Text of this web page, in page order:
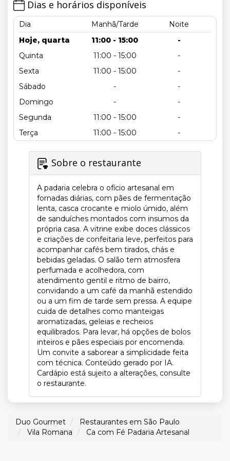
Dias e horários disponíveis
Dia Manhã/Tarde
Noite
Hoje, quarta
11:00 - 15:00
-
Quinta
11:00 - 15:00
-
Sexta
11:00 - 15:00
-
Sábado
-
-
Domingo
-
-
Segunda
11:00 - 15:00
-
Terça
11:00 - 15:00 -
Sobre o restaurante
A padaria celebra o ofício artesanal em
fornadas diárias, com pães de fermentação
lenta, casca crocante e miolo úmido, além
de sanduíches montados com insumos da
própria casa. A vitrine exibe doces clássicos
e criações de confeitaria leve, perfeitos para
acompanhar cafés bem tirados, chás e
bebidas geladas. O salão tem atmosfera
perfumada e acolhedora, com
atendimento gentil e ritmo de bairro,
convidando a um café da manhã estendido
ou a um fim de tarde sem pressa. A equipe
cuida de detalhes como manteigas
aromatizadas, geleias e recheios
equilibrados. Para levar, há opções de bolos
inteiros e pães especiais por encomenda.
Um convite a saborear a simplicidade feita
com técnica. Conteúdo gerado por IA.
Cardápio está sujeito a alterações, consulte
o restaurante.
Duo Gourmet
Restaurantes em São Paulo
Vila Romana
Ca com Fé Padaria Artesanal